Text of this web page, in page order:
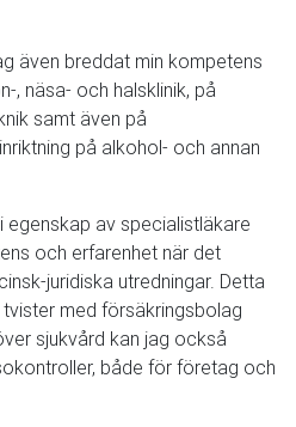
även breddat min kompetens
, näsa- och halsklinik, på
samt även på
på alkohol- och annan
egenskap av specialistläkare
och erfarenhet när det
juridiska utredningar. Detta
med försäkringsbolag
sjukvård kan jag också
både för företag och